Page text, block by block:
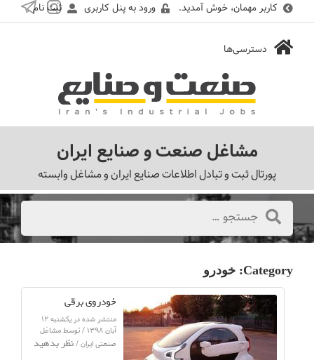
کاربر مهمان، خوش آمدید. ورود به پنل کاربری ثبت نام
مشاغل صنعت و صنایع ایران
پورتال ثبت و تبادل اطلاعات صنایع ایران و مشاغل وابسته
Category: خودرو
خودروی برقی
منتشر شده در یکشنبه ۱۲
آبان ۱۳۹۸ / توسط مشاغل
صنعتی ایران /نظر بدهید